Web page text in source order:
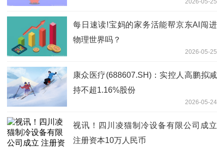
2026-05-25
每日速读!宝妈的家务活能帮京东AI闯进
物理世界吗？
2026-05-25
康众医疗(688607.SH)：实控人高鹏拟减
持不超1.16%股份
2026-05-24
视讯！四川凌猫制冷设备有限公司成立
注册资本10万人民币